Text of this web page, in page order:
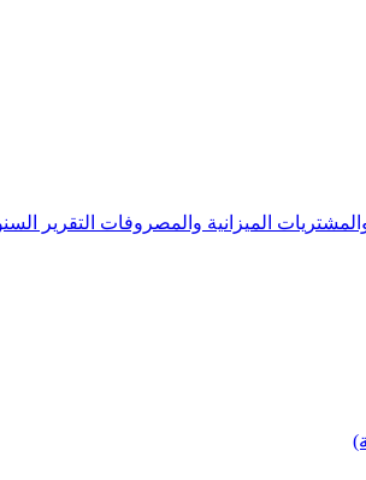
الميزانية والمصروفات التقرير